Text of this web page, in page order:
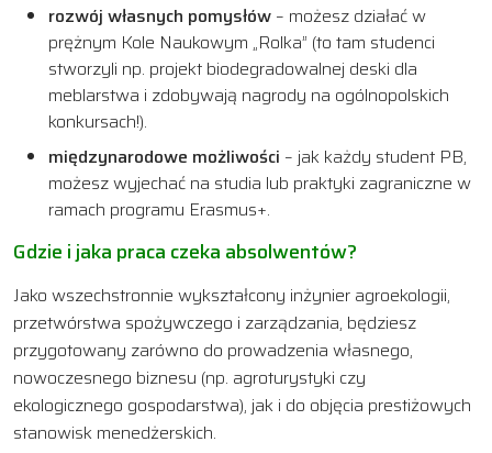
rozwój własnych pomysłów – możesz działać w
prężnym Kole Naukowym „Rolka” (to tam studenci
stworzyli np. projekt biodegradowalnej deski dla
meblarstwa i zdobywają nagrody na ogólnopolskich
konkursach!).
międzynarodowe możliwości – jak każdy student PB,
możesz wyjechać na studia lub praktyki zagraniczne w
ramach programu Erasmus+.
Gdzie i jaka praca czeka absolwentów?
Jako wszechstronnie wykształcony inżynier agroekologii,
przetwórstwa spożywczego i zarządzania, będziesz
przygotowany zarówno do prowadzenia własnego,
nowoczesnego biznesu (np. agroturystyki czy
ekologicznego gospodarstwa), jak i do objęcia prestiżowych
stanowisk menedżerskich.